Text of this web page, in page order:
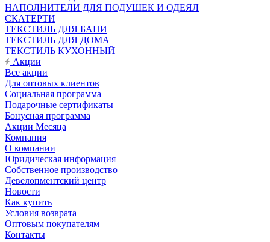
НАПОЛНИТЕЛИ ДЛЯ ПОДУШЕК И ОДЕЯЛ
СКАТЕРТИ
ТЕКСТИЛЬ ДЛЯ БАНИ
ТЕКСТИЛЬ ДЛЯ ДОМА
ТЕКСТИЛЬ КУХОННЫЙ
Акции
Все акции
Для оптовых клиентов
Социальная программа
Подарочные сертификаты
Бонусная программа
Акции Месяца
Компания
О компании
Юридическая информация
Собственное производство
Девелопментский центр
Новости
Как купить
Условия возврата
Оптовым покупателям
Контакты